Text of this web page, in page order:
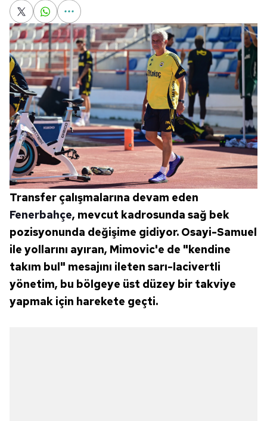
Transfer çalışmalarına devam eden
Fenerbahçe, mevcut kadrosunda sağ bek
pozisyonunda değişime gidiyor. Osayi-Samuel
ile yollarını ayıran, Mimovic'e de "kendine
takım bul" mesajını ileten sarı-lacivertli
yönetim, bu bölgeye üst düzey bir takviye
yapmak için harekete geçti.